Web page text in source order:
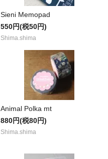
Sieni Memopad
550円(税50円)
Shima.shima
Animal Polka mt
880円(税80円)
Shima.shima